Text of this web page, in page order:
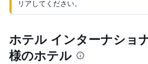
リアしてください。
ホテル インターナショ
様のホテル